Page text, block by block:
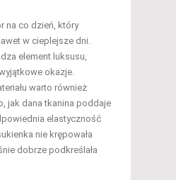
na co dzień, który
w cieplejsze dni.
element luksusu,
okazje.
warto również
jak dana tkanina poddaje
elastyczność
nie krępowała
dobrze podkreślała